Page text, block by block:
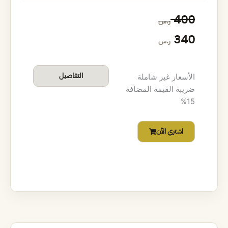
س
0
.
.
400 ر.س
ل
ي
340 ر.س
ا
ل
ع
ر
ا
ل
ل
ي
الأسعار غير شاملة
ضريبة القيمة المضافة
15%
اشتري الآن
التفاصيل